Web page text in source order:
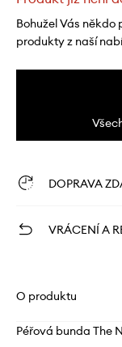
Bohužel Vás někdo
produkty z naší
DOPRAVA
VRÁCENÍ A
O produktu
Péřová bunda The